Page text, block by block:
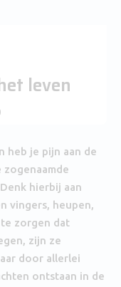
leven
heb je pijn aan de
hierbij aan
vingers, heupen,
zorgen dat
zijn ze
door allerlei
ontstaan in de